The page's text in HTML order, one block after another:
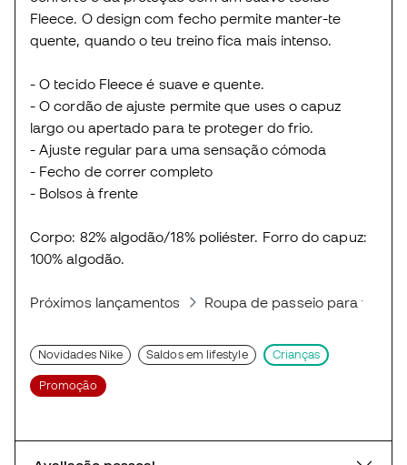
Fleece. O design com fecho permite manter-te
quente, quando o teu treino fica mais intenso.
- O tecido Fleece é suave e quente.
- O cordão de ajuste permite que uses o capuz
largo ou apertado para te proteger do frio.
- Ajuste regular para uma sensação cómoda
- Fecho de correr completo
- Bolsos à frente
Corpo: 82% algodão/18% poliéster. Forro do capuz:
100% algodão.
Próximos lançamentos Roupa de passeio para
Novidades Nike Saldos em lifestyle Crianças
Promoção